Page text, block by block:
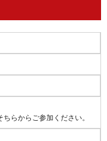
らからご参加ください。